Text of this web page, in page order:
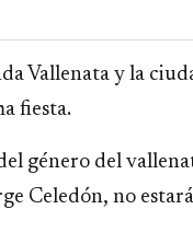
Vallenata y la
fiesta.
género del
Celedón, no